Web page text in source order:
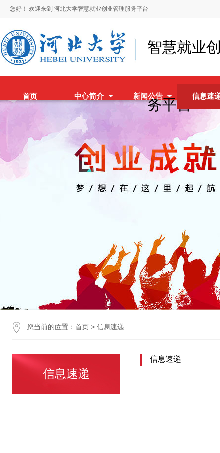
您好！ 欢迎来到 河北大学智慧就业创业管理服务平台
智慧就业
务平台
首页 中心简介 新闻公告 信息速
您当前的位置： 首页 > 信息速递
信息速递
信息速递